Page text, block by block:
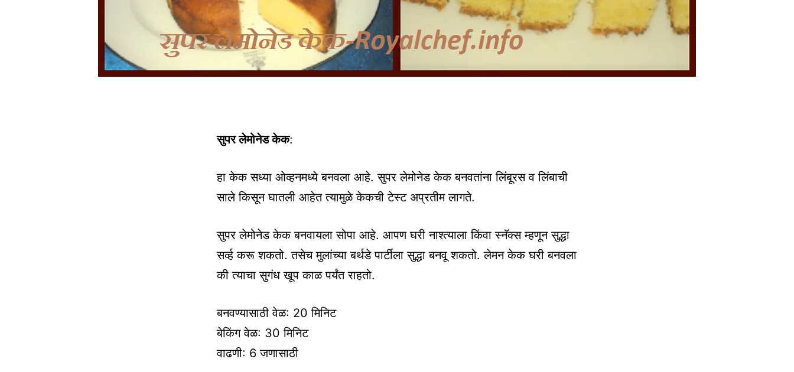
सुपर लेमोनेड केक:
हा केक सध्या ओव्हनमध्ये बनवला आहे. सुपर लेमोनेड केक बनवतांना लिंबूरस व लिंबाची
साले किसून घातली आहेत त्यामुळे केकची टेस्ट अप्रतीम लागते.
सुपर लेमोनेड केक बनवायला सोपा आहे. आपण घरी नाश्त्याला किंवा स्नॅक्स म्हणून सुद्धा
सर्व्ह करू शकतो. तसेच मुलांच्या बर्थडे पार्टीला सुद्धा बनवू शकतो. लेमन केक घरी बनवला
की त्याचा सुगंध खूप काळ पर्यंत राहतो.
बनवण्यासाठी वेळ: 20 मिनिट
बेकिंग वेळ: 30 मिनिट
वाढणी: 6 जणासाठी